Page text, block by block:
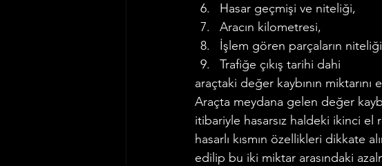
Hasar geçmişi ve niteliği,
Aracın kilometresi,
İşlem gören parçaların niteliği
Trafiğe çıkış tarihi dahi
araçtaki değer kaybının
Araçta meydana gelen değer
itibariyle hasarsız haldeki ikinci el
hasarlı kısmın özellikleri dikkate
edilip bu iki miktar arasındaki